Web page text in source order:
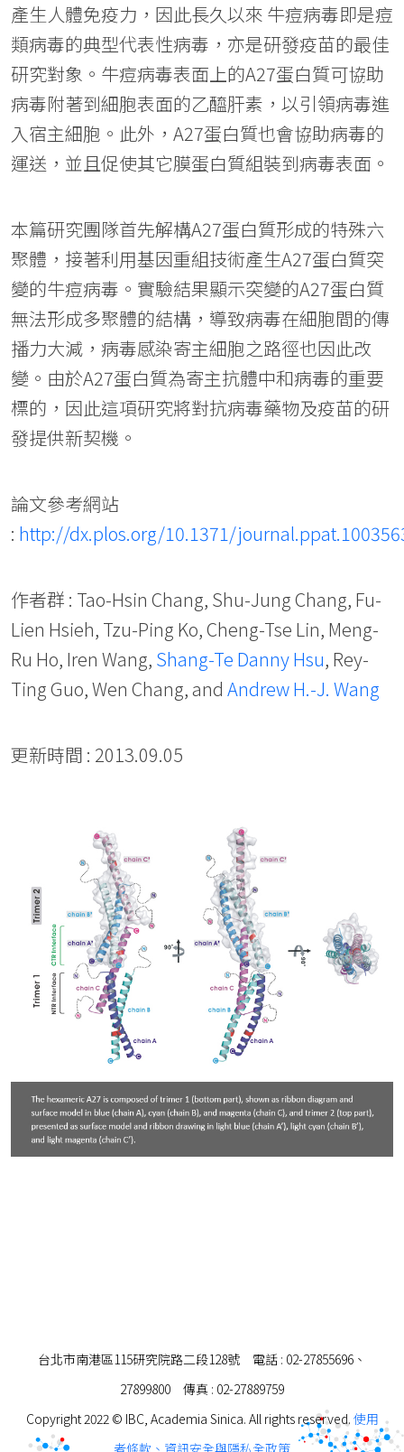
產生人體免疫力，因此長久以來 牛痘病毒即是痘
類病毒的典型代表性病毒，亦是研發疫苗的最佳
研究對象。牛痘病毒表面上的A27蛋白質可協助
病毒附著到細胞表面的乙醯肝素，以引領病毒進
入宿主細胞。此外，A27蛋白質也會協助病毒的
運送，並且促使其它膜蛋白質組裝到病毒表面。
本篇研究團隊首先解構A27蛋白質形成的特殊六
聚體，接著利用基因重組技術產生A27蛋白質突
變的牛痘病毒。實驗結果顯示突變的A27蛋白質
無法形成多聚體的結構，導致病毒在細胞間的傳
播力大減，病毒感染寄主細胞之路徑也因此改
變。由於A27蛋白質為寄主抗體中和病毒的重要
標的，因此這項研究將對抗病毒藥物及疫苗的研
發提供新契機。
論文參考網站
: http://dx.plos.org/10.1371/
作者群 : Tao-Hsin Chang, Shu-Jung Chang, Fu-
Lien Hsieh, Tzu-Ping Ko, Cheng-Tse Lin, Meng-
Ru Ho, Iren Wang, Shang-Te Danny Hsu, Rey-
Ting Guo, Wen Chang, and Andrew H.-J. Wang
更新時間 : 2013.09.05
台北市南港區115研究院路二段128號 電話 : 02-27855696、
27899800 傳真 : 02-27889759
Copyright 2022 © IBC, Academia Sinica. All rights reserved. 使用
者條款、資訊安全與隱私全政策